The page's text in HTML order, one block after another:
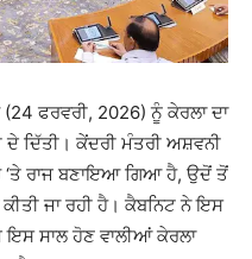
ਫਰਵਰੀ, 2026) ਨੂੰ ਕੇਰਲਾ ਦਾ
ਦਿੱਤੀ। ਕੇਂਦਰੀ ਮੰਤਰੀ ਅਸ਼ਵਨੀ
‘ਤੇ ਰਾਜ ਬਣਾਇਆ ਗਿਆ ਹੈ, ਉਦੋਂ ਤੋਂ
ਜਾ ਰਹੀ ਹੈ। ਕੈਬਨਿਟ ਨੇ ਇਸ
ਸਾਲ ਹੋਣ ਵਾਲੀਆਂ ਕੇਰਲਾ